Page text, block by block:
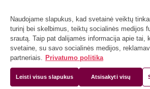
Epifitų skirstymas
Pagal augimo vietą ir gyvenimo būdą:
atsitiktiniai (netikri) epifitai;
fakultatyvūs epifitai;
Naudojame slapukus, kad svetainė veiktų
turinį bei skelbimus, teiktų socialinės medijos
srautą. Taip pat dalijamės informacija apie tai,
svetaine, su savo socialinės medijos,
partneriais. Privatumo politika
Leisti visus slapukus Atsisakyti visų